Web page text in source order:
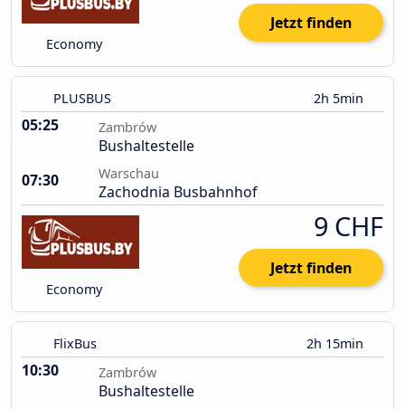
Economy
Jetzt finden
PLUSBUS 2h 5min
05:25 Zambrów
Bushaltestelle
07:30
Warschau
Zachodnia Busbahnhof
Economy
9 CHF
Jetzt finden
FlixBus 2h 15min
10:30 Zambrów
Bushaltestelle